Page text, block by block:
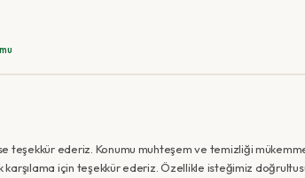
teşekkür ederiz. Konumu muhteşem ve temizliği
karşılama için teşekkür ederiz. Özellikle isteğimiz